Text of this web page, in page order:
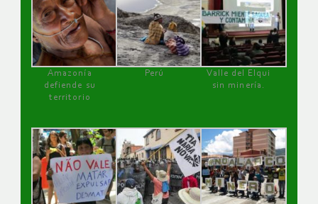
Amazonía
defiende su
territorio
Perú
Valle del Elqui
sin minería.